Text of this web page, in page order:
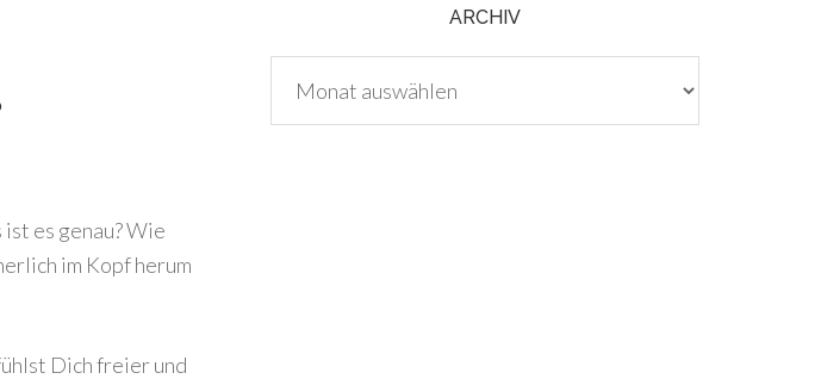
es genau? Wie
im Kopf herum
Dich freier und
ARCHIV